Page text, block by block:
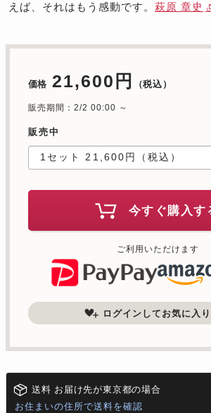
えば、それはもう感動です。 萩原 章史
価格 21,600円 （税込）
販売期間：2/2 00:00 ～
販売中
今すぐ購入す
ご利用いただけます
ログインしてお気に入
送料 お届け先が東京都の場合
お住まいの住所で送料を確認